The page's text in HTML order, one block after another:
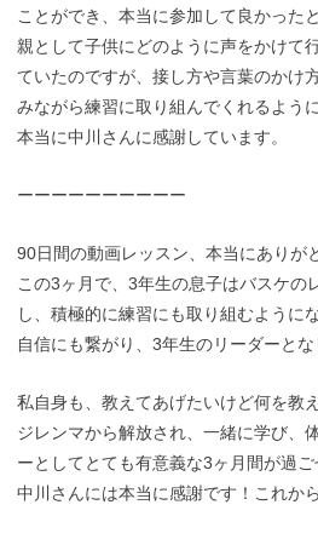
ことができ、本当に参加して良かった
親として子供にどのように声をかけて
ていたのですが、接し方や言葉のかけ
みながら練習に取り組んでくれるよう
本当に中川さんに感謝しています。
ーーーーーーーーーー
90日間の動画レッスン、本当にありが
この3ヶ月で、3年生の息子はバスケの
し、積極的に練習にも取り組むように
自信にも繋がり、3年生のリーダーとな
私自身も、教えてあげたいけど何を教
ジレンマから解放され、一緒に学び、
ーとしてとても有意義な3ヶ月間が過ご
中川さんには本当に感謝です！これか